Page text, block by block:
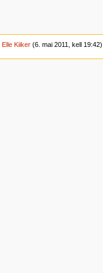
Elle Kiiker(6. mai 2011, kell 19:42)